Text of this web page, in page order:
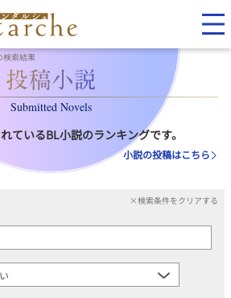
検索結果
Submitted Novels
ているBL小説のランキングです。
小説の投稿はこちら
×検索条件をクリアする